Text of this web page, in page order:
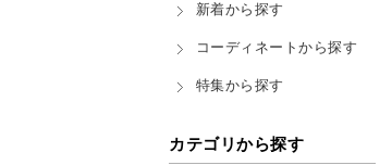
新着から探す
コーディネートから探す
特集から探す
カテゴリから探す